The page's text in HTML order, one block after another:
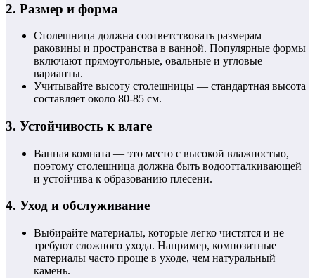
2. Размер и форма
Столешница должна соответствовать размерам
раковины и пространства в ванной. Популярные формы
включают прямоугольные, овальные и угловые
варианты.
Учитывайте высоту столешницы — стандартная высота
составляет около 80-85 см.
3. Устойчивость к влаге
Ванная комната — это место с высокой влажностью,
поэтому столешница должна быть водоотталкивающей
и устойчива к образованию плесени.
4. Уход и обслуживание
Выбирайте материалы, которые легко чистятся и не
требуют сложного ухода. Например, композитные
материалы часто проще в уходе, чем натуральный
камень.